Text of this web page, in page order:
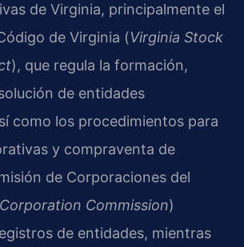
de Virginia, principalmente el
de Virginia (Virginia Stock
), que regula la formación,
de entidades
como los procedimientos para
y compraventa de
de Corporaciones del
Commission)
de entidades, mientras